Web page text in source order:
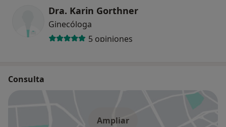
Dra. Karin Gorthner
Ginecóloga
5 opiniones
Consulta
Ampliar